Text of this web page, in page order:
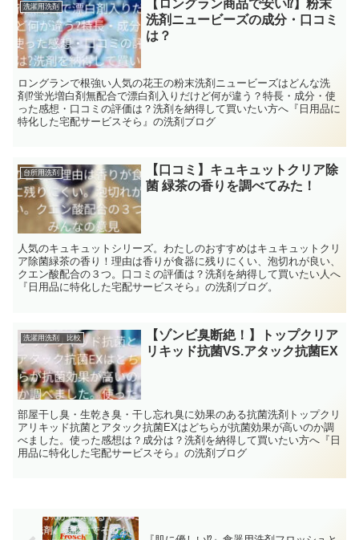
洗濯用洗剤
【ロングラン商品で安い⁉】粉末
洗剤ニュービーズの成分・口コミ
は？
ロングランで根強い人気の花王の粉末洗剤ニュービーズはどんな洗
剤⁉蛍光増白剤無配合で漂白剤入りだけど何が違う？特長・成分・使
った感想・口コミの評価は？洗剤を納得して買いたい方へ『日用品に
特化した宅配サービスそら』の洗剤ブログ
台所用洗剤
【口コミ】キュキュットクリア除
菌 緑茶の香りを調べてみた！
人気のキュキュットシリーズ。わたしのおすすめはキュキュットクリ
ア除菌緑茶の香り！理由は香りが食器に残りにくい、泡切れが良い、
クエン酸配合の３つ。口コミの評価は？洗剤を納得して買いたい人へ
『日用品に特化した宅配サービスそら』の洗剤ブログ。
洗濯用洗剤 比較
【ゾンビ臭断絶！】トップクリア
リキッド抗菌VS.アタック抗菌EX
部屋干し臭・生乾き臭・干し忘れ臭に効果のある抗菌洗剤トップクリ
アリキッド抗菌とアタック抗菌EXはどちらが抗菌効果が高いのか調
べました。使った感想は？成分は？洗剤を納得して買いたい方へ『日
用品に特化した宅配サービスそら』の洗剤ブログ